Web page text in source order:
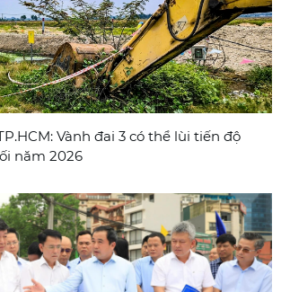
Vành đai 3 có thể lùi tiến độ
năm 2026